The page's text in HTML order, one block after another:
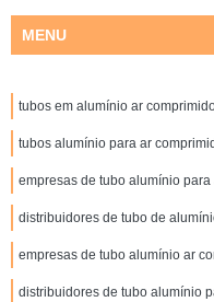
MENU
tubos em alumínio ar
tubos alumínio para ar
empresas de tubo alumínio
distribuidores de tubo de
empresas de tubo alumínio ar
distribuidores de tubo alumínio